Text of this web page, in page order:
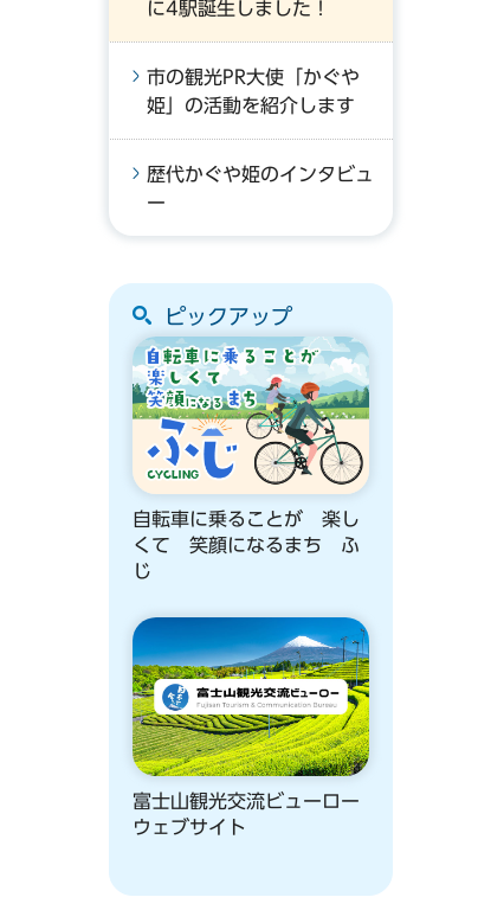
に4駅誕生しました！
市の観光PR大使「かぐや
姫」の活動を紹介します
歴代かぐや姫のインタビュ
ー
ピックアップ
自転車に乗ることが 楽し
くて 笑顔になるまち ふ
じ
富士山観光交流ビューロー
ウェブサイト